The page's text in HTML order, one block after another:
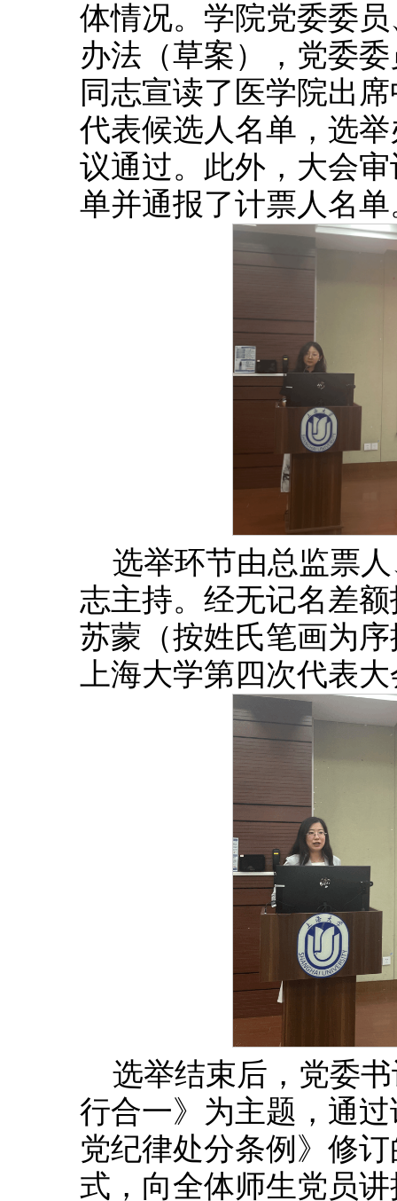
体情况。学院党委委
办法（草案），党委
同志宣读了医学院出
代表候选人名单，选
议通过。此外，大会
单并通报了计票人名单
选举环节由总监票
志主持。经无记名差
苏蒙（按姓氏笔画为
上海大学第四次代表
选举结束后，党委
行合一》为主题，通
党纪律处分条例》修
式，向全体师生党员